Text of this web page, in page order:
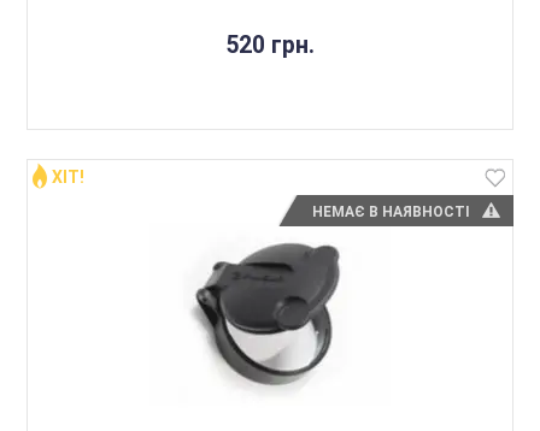
520 грн.
НЕМАЄ В НАЯВНОСТІ
ХІТ!